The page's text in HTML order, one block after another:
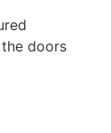
doors